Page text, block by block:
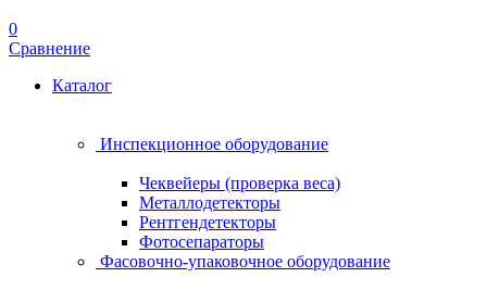
0
Сравнение
Каталог
Инспекционное оборудование
Чеквейеры (проверка веса)
Металлодетекторы
Рентгендетекторы
Фотосепараторы
Фасовочно-упаковочное оборудование